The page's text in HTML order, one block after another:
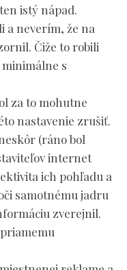
istý nápad.
a neverím, že na
Čiže to robili
s
za to mohutne
nastavenie zrušiť.
(ráno bol
internet
ich pohľadu a
samotnému jadru
zverejnil.